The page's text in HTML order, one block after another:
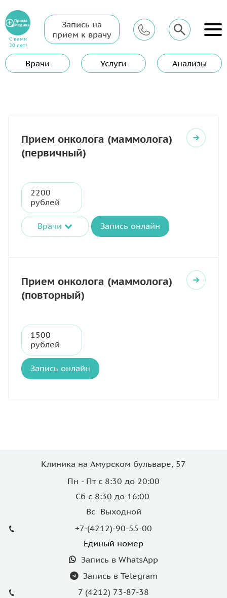
С вами
20 лет!
Запись на
прием к врачу
Врачи Услуги Анализы
Главная Онколог (Маммолог)
Онколог
Прием онколога (маммолога)
(первичный)
2200
рублей
Врачи Запись онлайн
Прием онколога (маммолога)
(повторный)
1500
рублей
Запись онлайн
Клиника на Амурском бульваре, 57
Пн - Пт с 8:30 до 20:00
Сб с 8:30 до 16:00
Вс Выходной
+7-(4212)-90-55-00
Единый номер
Запись в WhatsApp
Запись в Telegram
7 (4212) 73-87-38